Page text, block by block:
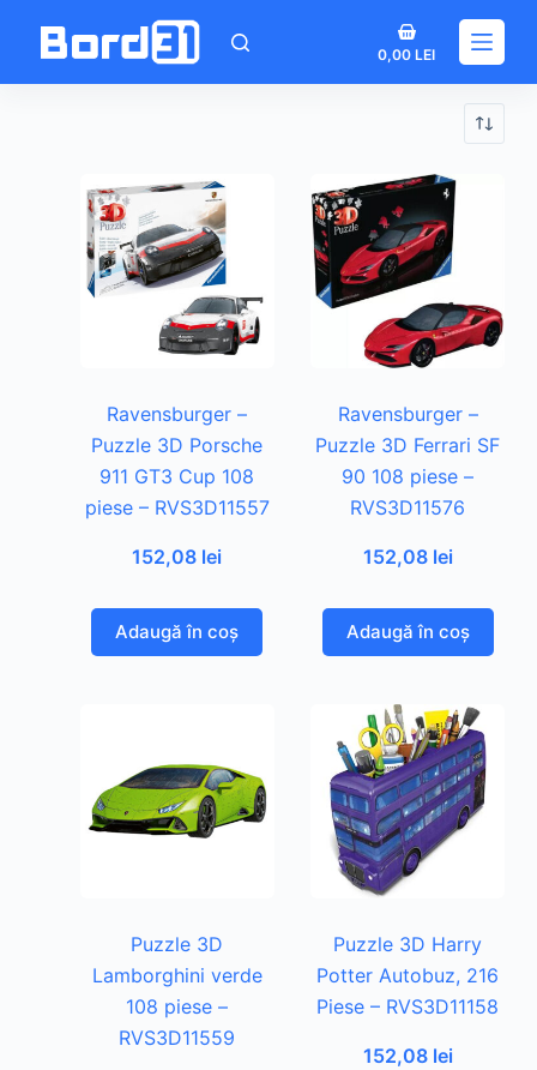
Coș
de
cumpărături
0,00LEI
Ravensburger –
Puzzle 3D Porsche
911 GT3 Cup 108
piese – RVS3D11557
152,08 lei
Adaugă în coș
Ravensburger –
Puzzle 3D Ferrari SF
90 108 piese –
RVS3D11576
152,08 lei
Adaugă în coș
Puzzle 3D
Lamborghini verde
108 piese –
RVS3D11559
Puzzle 3D Harry
Potter Autobuz, 216
Piese – RVS3D11158
152,08 lei